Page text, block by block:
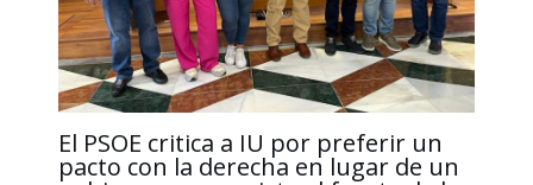
El PSOE critica a IU por preferir un
pacto con la derecha en lugar de un